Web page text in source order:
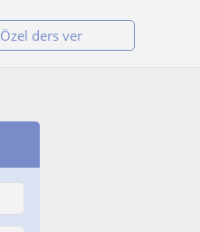
Özel ders ver